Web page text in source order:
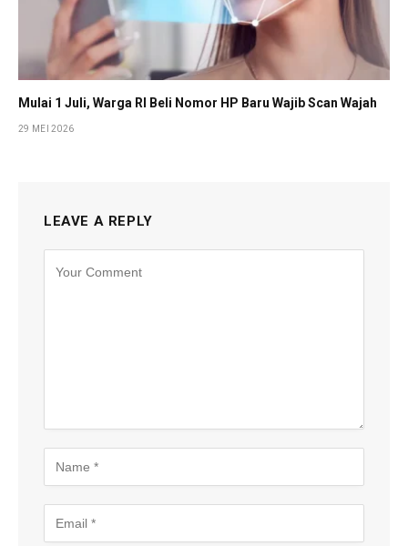
Mulai 1 Juli, Warga RI Beli Nomor HP Baru Wajib Scan Wajah
29 MEI 2026
LEAVE A REPLY